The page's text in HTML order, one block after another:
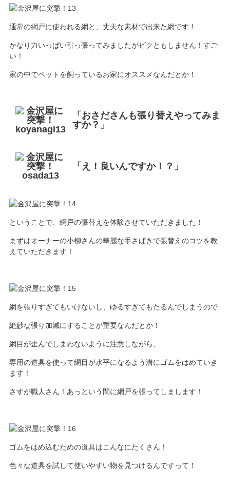
通常の網戸に使われる網と、丈夫な素材で出来た網です！
かなり力いっぱい引っ張ってみましたがビクともしません！すご
い！
家の中でペットを飼っているお家にオススメなんだとか！
「おさださんも張り替えやってみま
すか？」
「え！良いんですか！？」
ということで、網戸の張替えを体験させていただきました！
まずはオーナーの小柳さんの華麗な手さばきで張替えのコツを教
えていただきます！
網を張りすぎてもいけないし、ゆるすぎてもたるんでしまうので
絶妙な張り加減にすることが重要なんだとか！
網目が歪んでしまわないように注意しながら、
専用の道具を使って網目が水平になるよう溝にゴムをはめていき
ます！
さすが職人さん！あっという間に網戸を張ってしまします！
ゴムをはめ込むための道具はこんなにたくさん！
色々な道具を試して使いやすい物を見つけるんですって！